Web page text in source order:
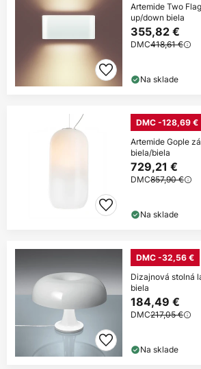
Artemide Two
up/down biela
355,82 €
DMC418,61 €
Na sklade
DMC -128,69 €
Artemide Gople
biela/biela
729,21 €
DMC857,90 €
Na sklade
DMC -32,56 €
Dizajnová stolná
biela
184,49 €
DMC217,05 €
Na sklade